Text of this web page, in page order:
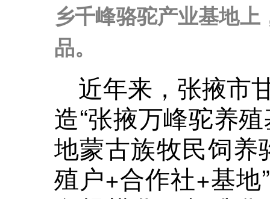
乡千峰骆驼产业基地
品。
近年来，张掖市
造“张掖万峰驼养
地蒙古族牧民饲养
殖户+合作社+基